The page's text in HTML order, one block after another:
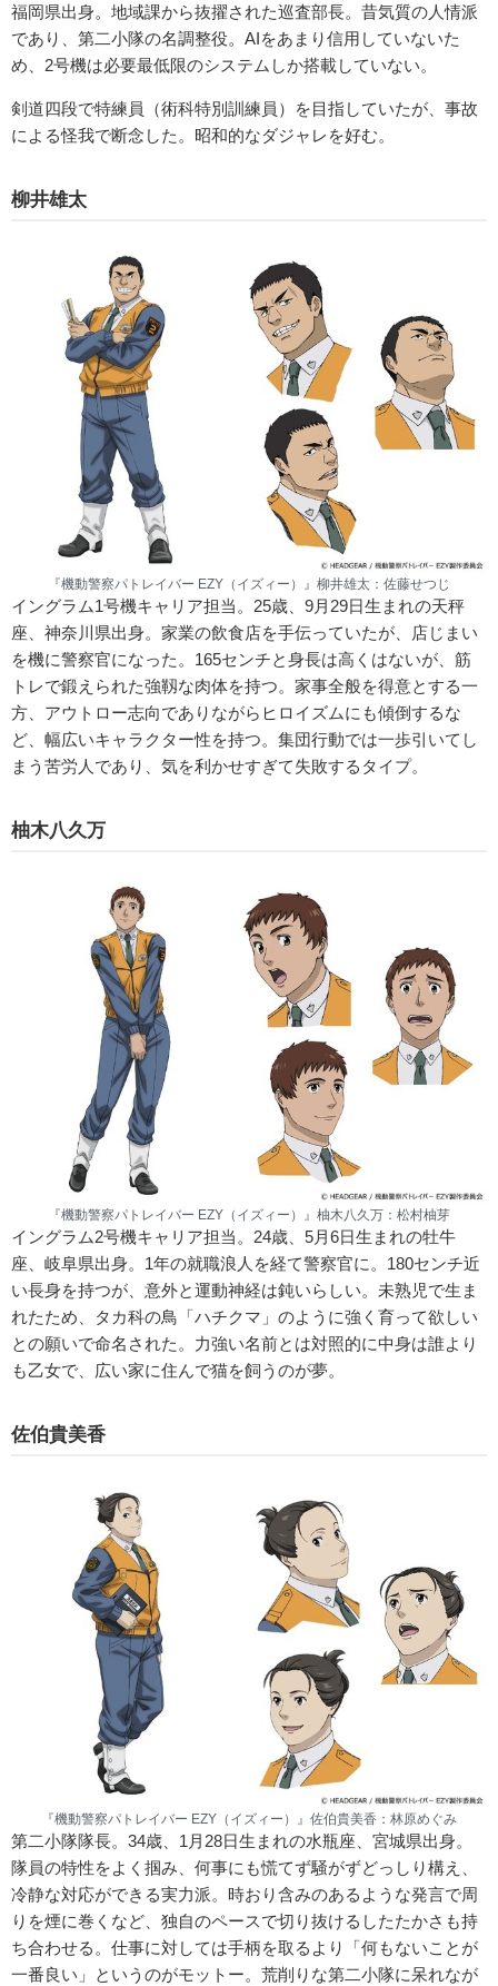
福岡県出身。地域課から抜擢された巡査部長。昔気質の人情派
であり、第二小隊の名調整役。AIをあまり信用していないた
め、2号機は必要最低限のシステムしか搭載していない。
剣道四段で特練員（術科特別訓練員）を目指していたが、事故
による怪我で断念した。昭和的なダジャレを好む。
柳井雄太
『機動警察パトレイバー EZY（イズィー）』柳井雄太：佐藤せつじ
イングラム1号機キャリア担当。25歳、9月29日生まれの天秤
座、神奈川県出身。家業の飲食店を手伝っていたが、店じまい
を機に警察官になった。165センチと身長は高くはないが、筋
トレで鍛えられた強靱な肉体を持つ。家事全般を得意とする一
方、アウトロー志向でありながらヒロイズムにも傾倒するな
ど、幅広いキャラクター性を持つ。集団行動では一歩引いてし
まう苦労人であり、気を利かせすぎて失敗するタイプ。
柚木八久万
『機動警察パトレイバー EZY（イズィー）』柚木八久万：松村柚芽
イングラム2号機キャリア担当。24歳、5月6日生まれの牡牛
座、岐阜県出身。1年の就職浪人を経て警察官に。180センチ近
い長身を持つが、意外と運動神経は鈍いらしい。未熟児で生ま
れたため、タカ科の鳥「ハチクマ」のように強く育って欲しい
との願いで命名された。力強い名前とは対照的に中身は誰より
も乙女で、広い家に住んで猫を飼うのが夢。
佐伯貴美香
『機動警察パトレイバー EZY（イズィー）』佐伯貴美香：林原めぐみ
第二小隊隊長。34歳、1月28日生まれの水瓶座、宮城県出身。
隊員の特性をよく掴み、何事にも慌てず騒がずどっしり構え、
冷静な対応ができる実力派。時おり含みのあるような発言で周
りを煙に巻くなど、独自のペースで切り抜けるしたたかさも持
ち合わせる。仕事に対しては手柄を取るより「何もないことが
一番良い」というのがモットー。荒削りな第二小隊に呆れなが